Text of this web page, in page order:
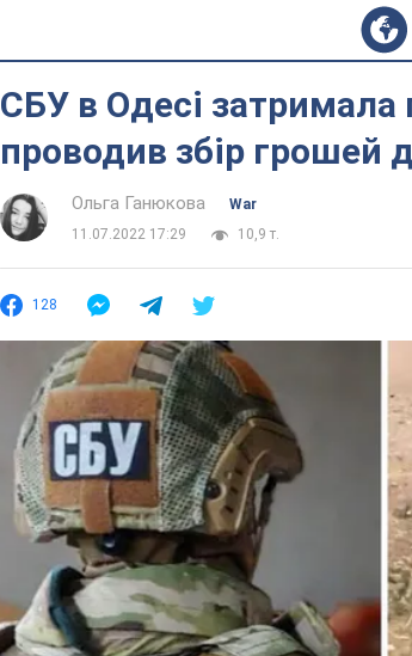
СБУ в Одесі затримала
проводив збір грошей
Ольга Ганюкова
War
11.07.2022 17:29
10,9 т.
128